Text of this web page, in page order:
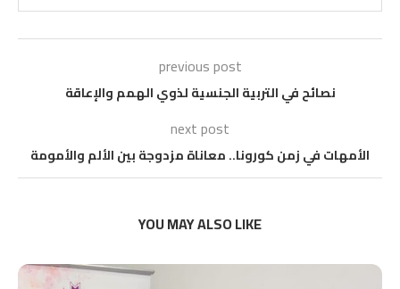
previous post
نصائح في التربية الجنسية لذوي الهمم والإعاقة
next post
الأمهات في زمن كورونا.. معاناة مزدوجة بين الألم والأمومة
YOU MAY ALSO LIKE